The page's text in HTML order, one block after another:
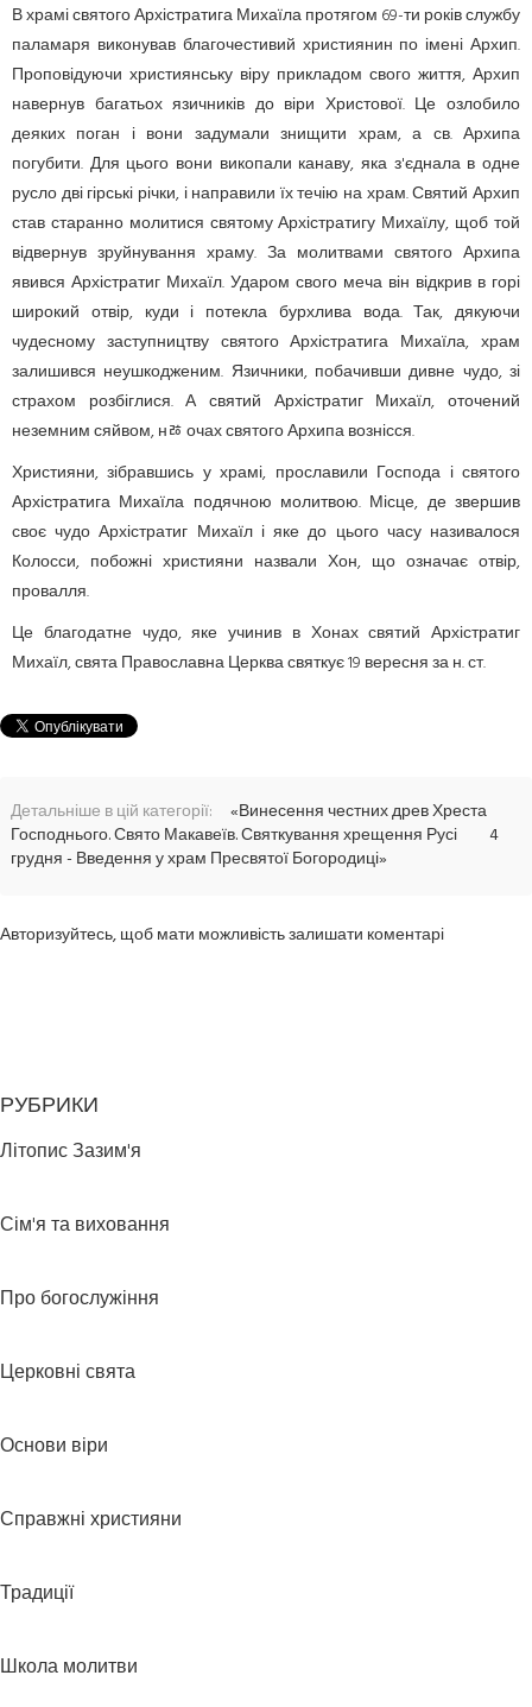
В храмі святого Архістратига Михаїла протягом 69-ти років службу
паламаря виконував благочестивий християнин по імені Архип.
Проповідуючи християнську віру прикладом свого життя, Архип
навернув багатьох язичників до віри Христової. Це озлобило
деяких поган і вони задумали знищити храм, а св. Архипа
погубити. Для цього вони викопали канаву, яка з'єднала в одне
русло дві гірські річки, і направили їх течію на храм. Святий Архип
став старанно молитися святому Архістратигу Михаїлу, щоб той
відвернув зруйнування храму. За молитвами святого Архипа
явився Архістратиг Михаїл. Ударом свого меча він відкрив в горі
широкий отвір, куди і потекла бурхлива вода. Так, дякуючи
чудесному заступництву святого Архістратига Михаїла, храм
залишився неушкодженим. Язичники, побачивши дивне чудо, зі
страхом розбіглися. А святий Архістратиг Михаїл, оточений
неземним сяйвом, нﾰ очах святого Архипа вознісся.
Християни, зібравшись у храмі, прославили Господа і святого
Архістратига Михаїла подячною молитвою. Місце, де звершив
своє чудо Архістратиг Михаїл і яке до цього часу називалося
Колосси, побожні християни назвали Хон, що означає отвір,
провалля.
Це благодатне чудо, яке учинив в Хонах святий Архістратиг
Михаїл, свята Православна Церква святкує 19 вересня за н. ст.
Детальніше в цій категорії:
«Винесення честних древ Хреста
Господнього. Свято Макавеїв. Святкування хрещення Русі
4
грудня - Введення у храм Пресвятої Богородиці»
Авторизуйтесь, щоб мати можливість залишати коментарі
РУБРИКИ
Літопис Зазим'я
Сім'я та виховання
Про богослужіння
Церковні свята
Основи віри
Справжні християни
Традиції
Школа молитви